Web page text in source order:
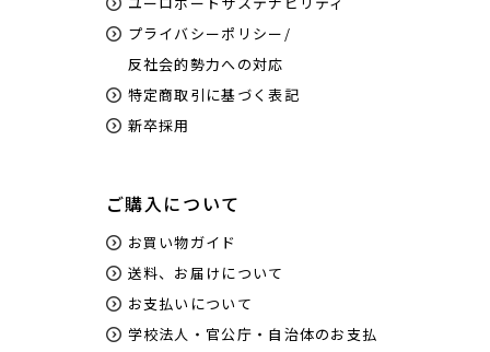
ー無しで継続的に印刷することが可能です。
SC-P6550Eは非対応です。
プライバシーポリシー/
反社会的勢力への対応
特定商取引に基づく表記
新卒採用
ご購入について
お買い物ガイド
送料、お届けについて
お支払いについて
学校法人・官公庁・自治体のお支払